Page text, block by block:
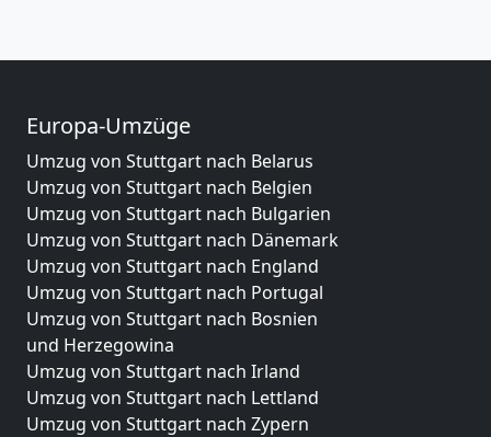
Europa-Umzüge
Umzug von Stuttgart nach Belarus
Umzug von Stuttgart nach Belgien
Umzug von Stuttgart nach Bulgarien
Umzug von Stuttgart nach Dänemark
Umzug von Stuttgart nach England
Umzug von Stuttgart nach Portugal
Umzug von Stuttgart nach Bosnien
und Herzegowina
Umzug von Stuttgart nach Irland
Umzug von Stuttgart nach Lettland
Umzug von Stuttgart nach Zypern